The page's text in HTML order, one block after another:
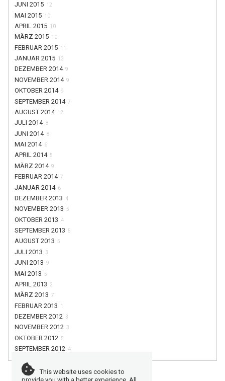
JUNI 2015 12
MAI 2015 10
APRIL 2015 10
MÄRZ 2015 10
FEBRUAR 2015 11
JANUAR 2015 13
DEZEMBER 2014 9
NOVEMBER 2014 9
OKTOBER 2014 9
SEPTEMBER 2014 7
AUGUST 2014 12
JULI 2014 8
JUNI 2014 8
MAI 2014 6
APRIL 2014 5
MÄRZ 2014 9
FEBRUAR 2014 7
JANUAR 2014 6
DEZEMBER 2013 4
NOVEMBER 2013 5
OKTOBER 2013 4
SEPTEMBER 2013 5
AUGUST 2013 5
JULI 2013 3
JUNI 2013 9
MAI 2013 5
APRIL 2013 2
MÄRZ 2013 7
FEBRUAR 2013 1
DEZEMBER 2012 3
NOVEMBER 2012 3
OKTOBER 2012 5
SEPTEMBER 2012 4
This website uses cookies to